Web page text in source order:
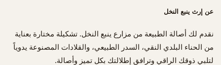
عن إرث ينبع النخل
نقدم لك أصالة الطبيعة من مزارع ينبع النخل. تشكيلة مختارة بعناية
من الحناء البلدي النقي، السدر الطبيعي، والقلادات المصنوعة يدوياً
لتلبي ذوقك الراقي وترافق إطلالتك بكل تميز وأصالة.